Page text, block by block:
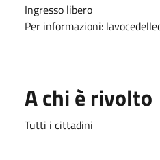
Ingresso libero
Per informazioni:
A chi è rivolto
Tutti i cittadini